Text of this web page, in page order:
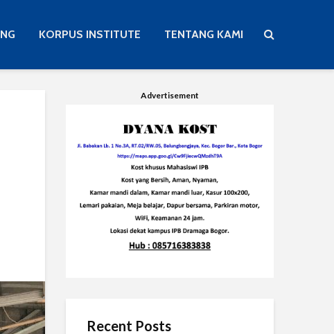
KORPUS INSTITUTE TENTANG KAMI
Advertisement
Recent Posts